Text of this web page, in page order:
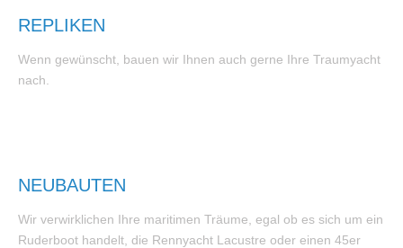
REPLIKEN
Wenn gewünscht, bauen wir Ihnen auch gerne Ihre Traumyacht
nach.
NEUBAUTEN
Wir verwirklichen Ihre maritimen Träume, egal ob es sich um ein
Ruderboot handelt, die Rennyacht Lacustre oder einen 45er